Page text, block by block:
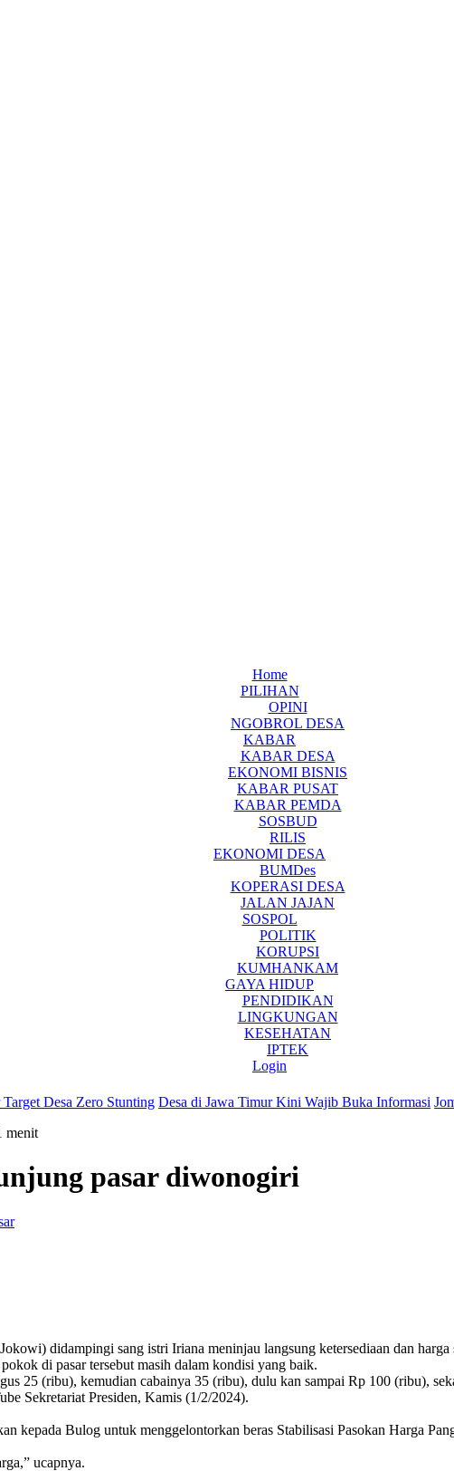
Home
PILIHAN
OPINI
NGOBROL DESA
KABAR
KABAR DESA
EKONOMI BISNIS
KABAR PUSAT
KABAR PEMDA
SOSBUD
RILIS
EKONOMI DESA
BUMDes
KOPERASI DESA
JALAN JAJAN
SOSPOL
POLITIK
KORUPSI
KUMHANKAM
GAYA HIDUP
PENDIDIKAN
LINGKUNGAN
KESEHATAN
IPTEK
Login
Zero Stunting Desa di Jawa Timur Kini Wajib Buka Informasi Jombang
menit
pasar diwonogiri
didampingi sang istri Iriana meninjau langsung ketersediaan dan
di pasar tersebut masih dalam kondisi yang baik.
25 (ribu), kemudian cabainya 35 (ribu), dulu kan sampai Rp 100 (ribu),
Sekretariat Presiden, Kamis (1/2/2024).
kepada Bulog untuk menggelontorkan beras Stabilisasi Pasokan Harga
ucapnya.